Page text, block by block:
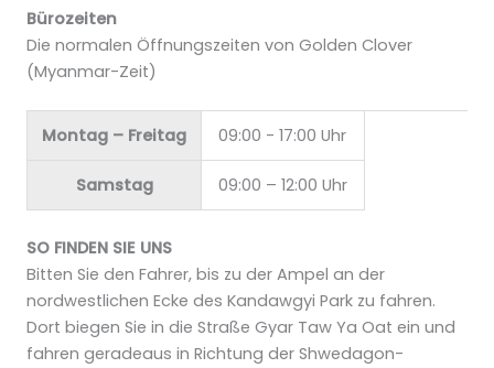
Bürozeiten
Die normalen Öffnungszeiten von Golden Clover
(Myanmar-Zeit)
Montag – Freitag 09:00 - 17:00 Uhr
Samstag 09:00 – 12:00 Uhr
SO FINDEN SIE UNS
Bitten Sie den Fahrer, bis zu der Ampel an der
nordwestlichen Ecke des Kandawgyi Park zu fahren.
Dort biegen Sie in die Straße Gyar Taw Ya Oat ein und
fahren geradeaus in Richtung der Shwedagon-